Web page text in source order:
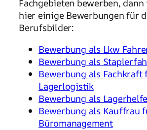
Fachgebieten bewerben,
hier einige Bewerbungen für
Berufsbilder:
Bewerbung als Lkw
Bewerbung als
Bewerbung als Fachkraft
Lagerlogistik
Bewerbung als
Bewerbung als Kauffrau
Büromanagement